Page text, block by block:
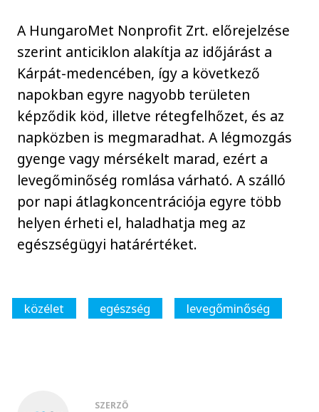
A HungaroMet Nonprofit Zrt. előrejelzése
szerint anticiklon alakítja az időjárást a
Kárpát-medencében, így a következő
napokban egyre nagyobb területen
képződik köd, illetve rétegfelhőzet, és az
napközben is megmaradhat. A légmozgás
gyenge vagy mérsékelt marad, ezért a
levegőminőség romlása várható. A szálló
por napi átlagkoncentrációja egyre több
helyen érheti el, haladhatja meg az
egészségügyi határértéket.
közélet egészség levegőminőség
SZERZŐ